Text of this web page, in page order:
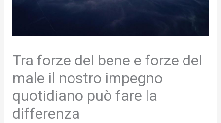
Tra forze del bene e forze del
male il nostro impegno
quotidiano può fare la
differenza